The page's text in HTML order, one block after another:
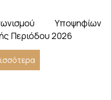
Υποψηφίων
Περιόδου 2026